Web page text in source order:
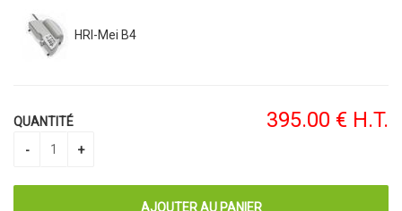
HRI-Mei B4
395.00 € H.T.
QUANTITÉ